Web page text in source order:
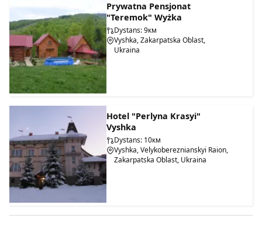
Prywatna Pensjonat
"Teremok" Wyżka
Dystans: 9км
Vyshka, Zakarpatska Oblast,
Ukraina
Hotel "Perlyna Krasyi"
Vyshka
Dystans: 10км
Vyshka, Velykobereznianskyi Raion,
Zakarpatska Oblast, Ukraina